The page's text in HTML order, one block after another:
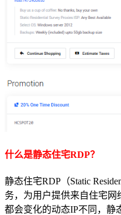
什么是静态住宅RDP？
静态住宅RDP（Static
务，为用户提供来自住宅网
都会变化的动态IP不同，静